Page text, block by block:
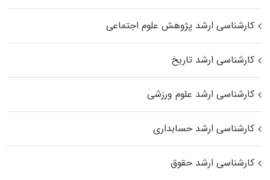
کارشناسی ارشد پژوهش علوم اجتماعی
کارشناسی ارشد تاریخ
کارشناسی ارشد علوم ورزشی
کارشناسی ارشد حسابداری
کارشناسی ارشد حقوق